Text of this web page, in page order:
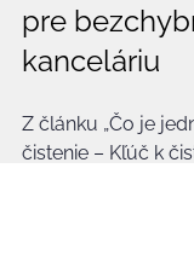
pre
kanceláriu
Z článku „Čo je
čistenie – Kľúč k